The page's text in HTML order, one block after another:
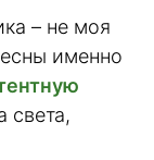
– не моя
именно
света,